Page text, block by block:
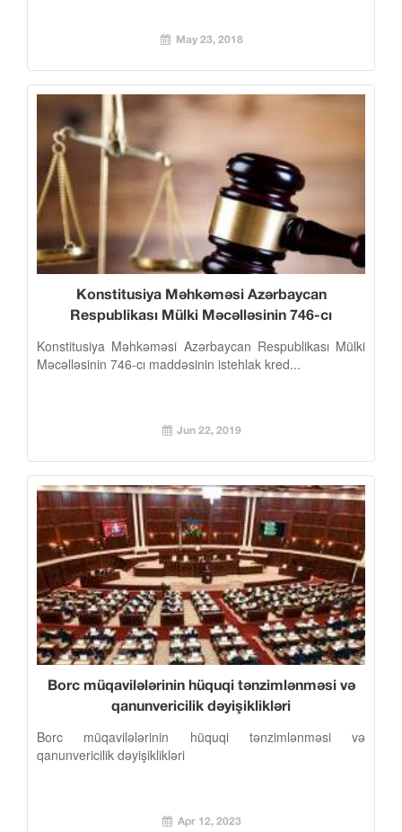
May 23, 2018
Konstitusiya Məhkəməsi Azərbaycan
Respublikası Mülki Məcəlləsinin 746-cı
mümkünlüyünü şərh edib
Konstitusiya Məhkəməsi Azərbaycan Respublikası Mülki
Məcəlləsinin 746-cı maddəsinin istehlak kred...
Jun 22, 2019
Borc müqavilələrinin hüquqi tənzimlənməsi və
qanunvericilik dəyişiklikləri
Borc müqavilələrinin hüquqi tənzimlənməsi və
qanunvericilik dəyişiklikləri
Apr 12, 2023